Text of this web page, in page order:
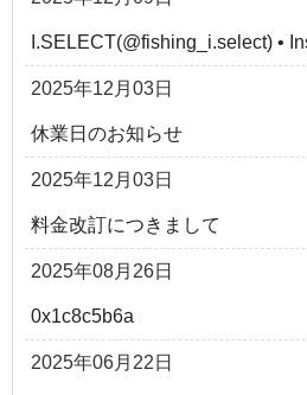
I.SELECT(@fishing_i.select) •
2025年12月03日
休業日のお知らせ
2025年12月03日
料金改訂につきまして
2025年08月26日
0x1c8c5b6a
2025年06月22日